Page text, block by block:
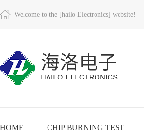
Welcome to the [hailo Electronics] website!
HOME CHIP BURNING TEST